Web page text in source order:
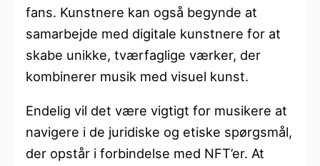
fans. Kunstnere kan også begynde at
samarbejde med digitale kunstnere for at
skabe unikke, tværfaglige værker, der
kombinerer musik med visuel kunst.
Endelig vil det være vigtigt for musikere at
navigere i de juridiske og etiske spørgsmål,
der opstår i forbindelse med NFT’er. At